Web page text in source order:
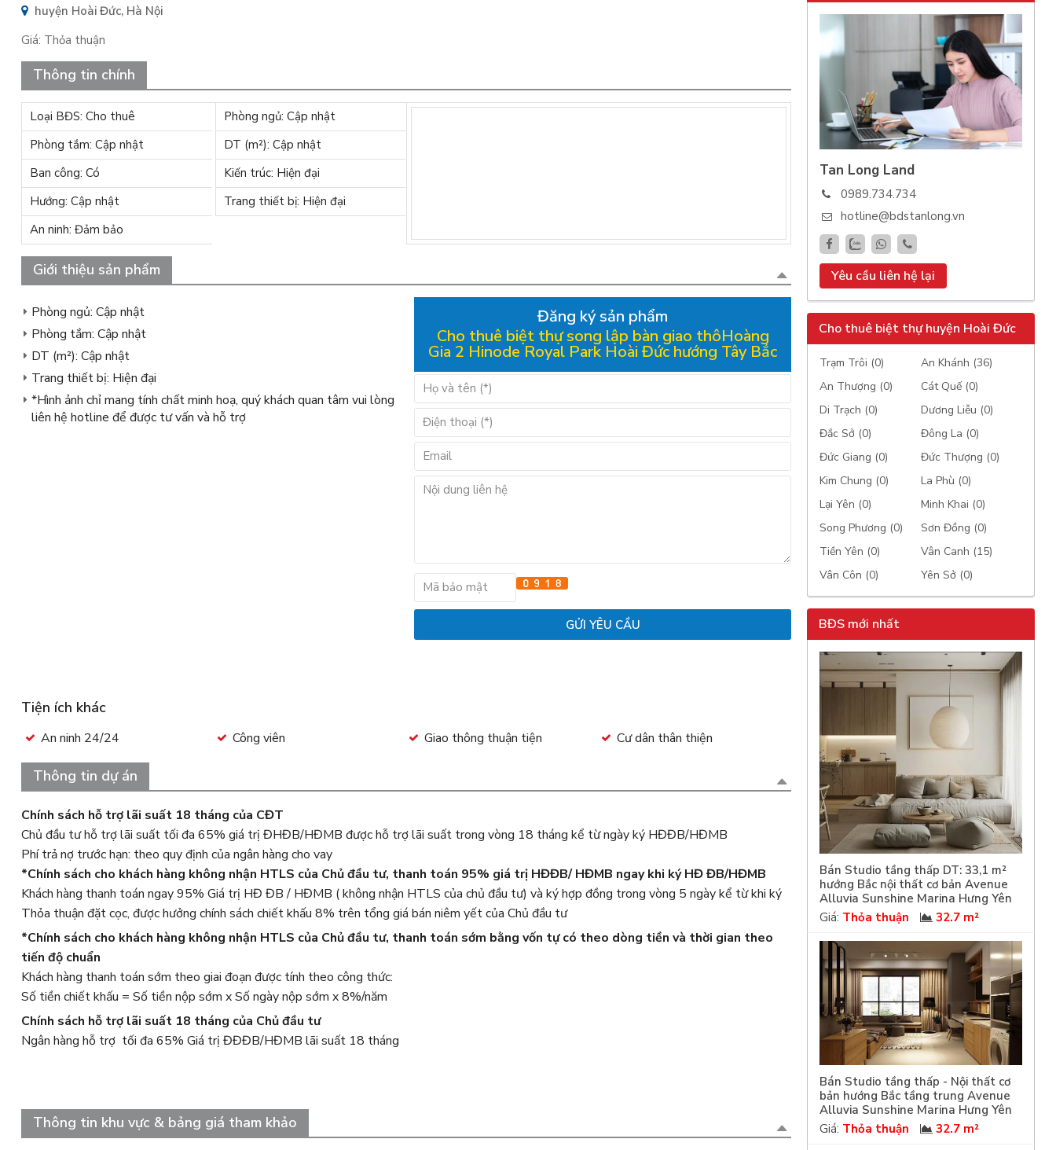
huyện Hoài Đức, Hà Nội
Giá: Thỏa thuận
Thông tin chính
Loại BĐS: Cho thuê
Phòng ngủ: Cập nhật
Phòng tắm: Cập nhật
DT (m²): Cập nhật
Ban công: Có
Kiến trúc: Hiện đại
Hướng: Cập nhật
Trang thiết bị: Hiện đại
An ninh: Đảm bảo
Giới thiệu sản phẩm
Phòng ngủ: Cập nhật
Phòng tắm: Cập nhật
DT (m²): Cập nhật
Trang thiết bị: Hiện đại
*Hình ảnh chỉ mang tính chất minh hoạ, quý khách quan tâm vui lòng
liên hệ hotline để được tư vấn và hỗ trợ
Đăng ký sản phẩm
Cho thuê biệt thự song lập bàn giao thôHoàng
Gia 2 Hinode Royal Park Hoài Đức hướng Tây Bắc
Tiện ích khác
An ninh 24/24 Công viên Giao thông thuận tiện Cư dân thân thiện
Thông tin dự án
Chính sách hỗ trợ lãi suất 18 tháng của CĐT
Chủ đầu tư hỗ trợ lãi suất tối đa 65% giá trị ĐHĐB/HĐMB được hỗ trợ lãi suất trong vòng 18 tháng kể từ ngày ký HĐĐB/HĐMB
Phí trả nợ trước hạn: theo quy định của ngân hàng cho vay
*Chính sách cho khách hàng không nhận HTLS của Chủ đầu tư, thanh toán 95% giá trị HĐĐB/ HĐMB ngay khi ký HĐ ĐB/HĐMB
Khách hàng thanh toán ngay 95% Giá trị HĐ ĐB / HĐMB ( không nhận HTLS của chủ đầu tư) và ký hợp đồng trong vòng 5 ngày kể từ khi ký
Thỏa thuận đặt cọc, được hưởng chính sách chiết khấu 8% trên tổng giá bán niêm yết của Chủ đầu tư
*Chính sách cho khách hàng không nhận HTLS của Chủ đầu tư, thanh toán sớm bằng vốn tự có theo dòng tiền và thời gian theo
tiến độ chuẩn
Khách hàng thanh toán sớm theo giai đoạn được tính theo công thức:
Số tiền chiết khấu = Số tiền nộp sớm x Số ngày nộp sớm x 8%/năm
Chính sách hỗ trợ lãi suất 18 tháng của Chủ đầu tư
Ngân hàng hỗ trợ tối đa 65% Giá trị ĐĐĐB/HĐMB lãi suất 18 tháng
Thông tin khu vực & bảng giá tham khảo
Tan Long Land
0989.734.734
hotline@bdstanlong.vn
Yêu cầu liên hệ lại
Cho thuê biệt thự huyện Hoài Đức
Trạm Trôi (0)
An Khánh (36)
An Thượng (0)
Cát Quế (0)
Di Trạch (0)
Dương Liễu (0)
Đắc Sở (0)
Đông La (0)
Đức Giang (0)
Đức Thượng (0)
Kim Chung (0)
La Phù (0)
Lại Yên (0)
Minh Khai (0)
Song Phương (0)
Sơn Đồng (0)
Tiền Yên (0)
Vân Canh (15)
Vân Côn (0)
Yên Sở (0)
BĐS mới nhất
Bán Studio tầng thấp DT: 33,1 m²
hướng Bắc nội thất cơ bản Avenue
Alluvia Sunshine Marina Hưng Yên
Giá: Thỏa thuận 32.7 m²
Bán Studio tầng thấp - Nội thất cơ
bản hướng Bắc tầng trung Avenue
Alluvia Sunshine Marina Hưng Yên
Giá: Thỏa thuận 32.7 m²